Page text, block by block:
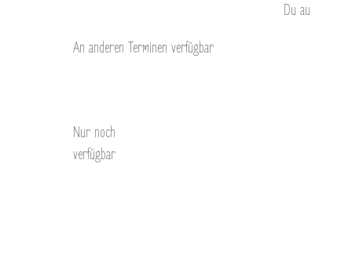
Duau
An anderen Terminen verfügbar
Nur noch
verfügbar